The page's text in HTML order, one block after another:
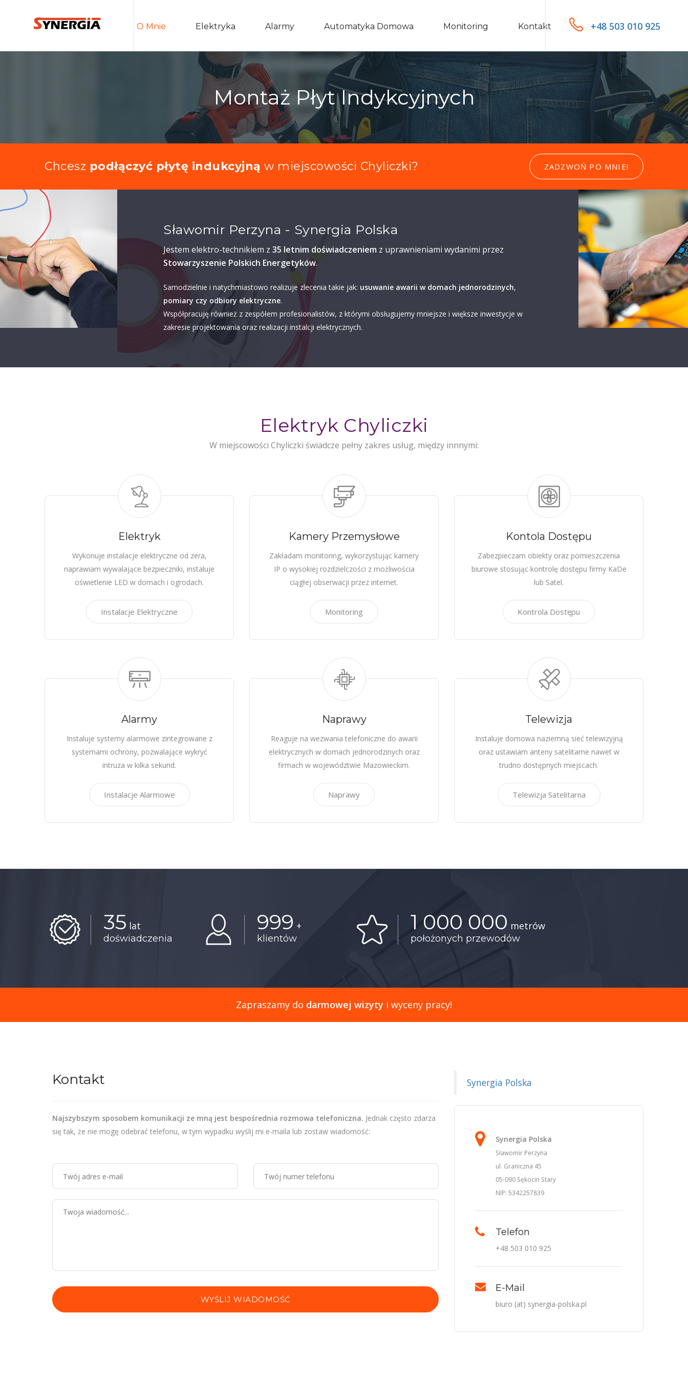
O Mnie Elektryka Alarmy Automatyka Domowa Monitoring Kontakt +48 503 010 925
Montaż Płyt Indykcyjnych
Chcesz podłączyć płytę indukcyjną w miejscowości Chyliczki? ZADZWOŃ PO MNIE!
Sławomir Perzyna - Synergia Polska
Jestem elektro-technikiem z 35 letnim doświadczeniem z uprawnieniami wydanimi przez
Stowarzyszenie Polskich Energetyków.
Samodzielnie i natychmiastowo realizuje zlecenia takie jak: usuwanie awarii w domach jednorodzinych,
pomiary czy odbiory elektryczne.
Współpracuję również z zespółem profesionalistów, z którymi obsługujemy mniejsze i większe inwestycje w
zakresie projektowania oraz realizacji instalcji elektrycznych.
Elektryk Chyliczki
W miejscowości Chyliczki świadcze pełny zakres usług, między innnymi:
Elektryk
Wykonuje instalacje elektryczne od zera,
naprawiam wywalające bezpieczniki, instaluje
oświetlenie LED w domach i ogrodach.
Instalacje Elektryczne
Kamery Przemysłowe
Zakładam monitoring, wykorzystując kamery
IP o wysokiej rozdzielczości z możliwościa
ciągłej obserwacji przez internet.
Monitoring
Kontola Dostępu
Zabezpieczam obiekty oraz pomieszczenia
biurowe stosując kontrolę dostępu firmy KaDe
lub Satel.
Kontrola Dostępu
Alarmy
Instaluje systemy alarmowe zintegrowane z
systemami ochrony, pozwalające wykryć
intruza w kilka sekund.
Instalacje Alarmowe
Naprawy
Reaguje na wezwania telefoniczne do awarii
elektrycznych w domach jednorodzinych oraz
firmach w województwie Mazowieckim.
Naprawy
Telewizja
Instaluje domowa naziemną sieć telewizyjną
oraz ustawiam anteny satelitarne nawet w
trudno dostępnych miejscach.
Telewizja Satelitarna
35 lat
doświadczenia
999 +
klientów
1 000 000 metrów
położonych przewodów
Zapraszamy do darmowej wizyty i wyceny pracy!
Kontakt
Najszybszym sposobem komunikacji ze mną jest bespośrednia rozmowa telefoniczna. Jednak często zdarza
się tak, że nie mogę odebrać telefonu, w tym wypadku wyślij mi e-maila lub zostaw wiadomość:
WYŚLIJ WIADOMOŚĆ
Synergia Polska
Synergia Polska
Sławomir Perzyna
ul. Graniczna 45
05-090 Sękocin Stary
NIP: 5342257839
Telefon
+48 503 010 925
E-Mail
biuro (at) synergia-polska.pl